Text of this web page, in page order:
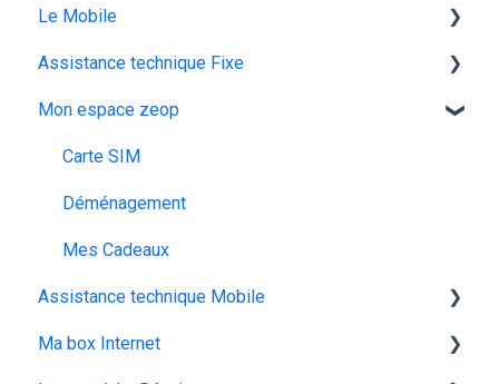
Les services
Gestion email
Offres et Options
Les bouquets chaines en option
Plateforme streaming - SVOD
Programmes et chaines
Le Mobile
configuration ios
Mon abonnement
configuration android
utiliser la messagerie vocale
configuration activation sim
voyager
Assistance technique Fixe
recuperation achat vod est
audiodescription aveugle malvoyant
ocs go
Mon espace zeop
Carte SIM
Déménagement
Mes Cadeaux
Assistance technique Mobile
Les appels
Ma box Internet